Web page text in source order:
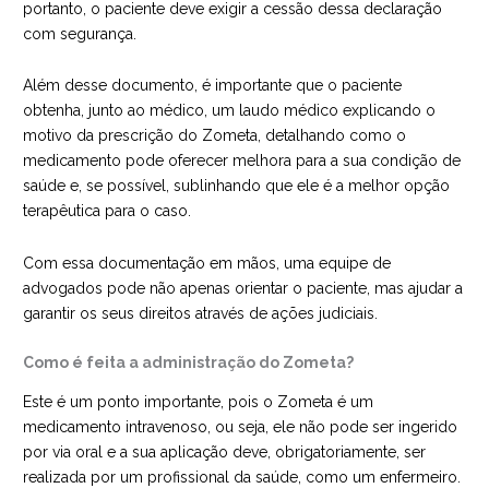
portanto, o paciente deve exigir a cessão dessa declaração
com segurança.
Além desse documento, é importante que o paciente
obtenha, junto ao médico, um laudo médico explicando o
motivo da prescrição do Zometa, detalhando como o
medicamento pode oferecer melhora para a sua condição de
saúde e, se possível, sublinhando que ele é a melhor opção
terapêutica para o caso.
Com essa documentação em mãos, uma equipe de
advogados pode não apenas orientar o paciente, mas ajudar a
garantir os seus direitos através de ações judiciais.
Como é feita a administração do Zometa?
Este é um ponto importante, pois o Zometa é um
medicamento intravenoso, ou seja, ele não pode ser ingerido
por via oral e a sua aplicação deve, obrigatoriamente, ser
realizada por um profissional da saúde, como um enfermeiro.